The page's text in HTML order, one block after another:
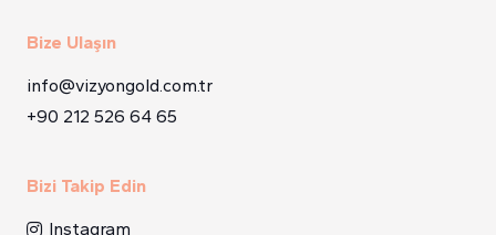
Bize Ulaşın
info@vizyongold.com.tr
+90 212 526 64 65
Bizi Takip Edin
Instagram